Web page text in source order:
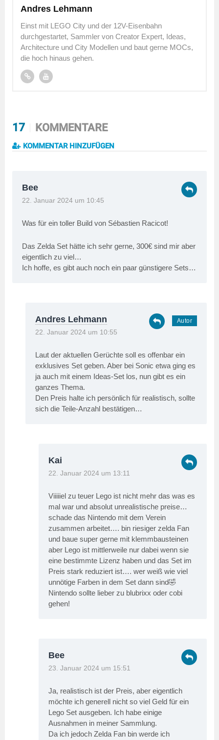
Andres Lehmann
Einst mit LEGO City und der 12V-Eisenbahn
durchgestartet, Sammler von Creator Expert, Ideas,
Architecture und City Modellen und baut gerne MOCs,
die hoch hinaus gehen.
17 KOMMENTARE
KOMMENTAR HINZUFÜGEN
Bee
22. Januar 2024 um 10:45
Was für ein toller Build von Sébastien Racicot!
Das Zelda Set hätte ich sehr gerne, 300€ sind mir aber
eigentlich zu viel…
Ich hoffe, es gibt auch noch ein paar günstigere Sets…
Andres Lehmann
22. Januar 2024 um 10:55
Laut der aktuellen Gerüchte soll es offenbar ein
exklusives Set geben. Aber bei Sonic etwa ging es
ja auch mit einem Ideas-Set los, nun gibt es ein
ganzes Thema.
Den Preis halte ich persönlich für realistisch, sollte
sich die Teile-Anzahl bestätigen…
Kai
22. Januar 2024 um 13:11
Viiiiiel zu teuer Lego ist nicht mehr das was es
mal war und absolut unrealistische preise…
schade das Nintendo mit dem Verein
zusammen arbeitet…. bin riesiger zelda Fan
und baue super gerne mit klemmbausteinen
aber Lego ist mittlerweile nur dabei wenn sie
eine bestimmte Lizenz haben und das Set im
Preis stark reduziert ist…. wer weiß wie viel
unnötige Farben in dem Set dann sind🤣
Nintendo sollte lieber zu blubrixx oder cobi
gehen!
Bee
23. Januar 2024 um 15:51
Ja, realistisch ist der Preis, aber eigentlich
möchte ich generell nicht so viel Geld für ein
Lego Set ausgeben. Ich habe einige
Ausnahmen in meiner Sammlung.
Da ich jedoch Zelda Fan bin werde ich